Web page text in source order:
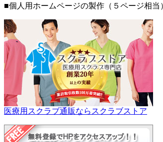
■個人用ホームページの製作（５ページ相当
医療用スクラブ通販ならスクラブストア